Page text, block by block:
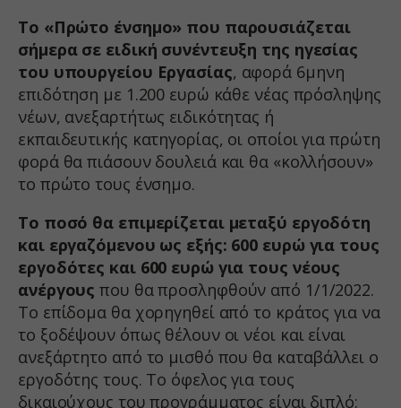
Το «Πρώτο ένσημο» που παρουσιάζεται
σήμερα σε ειδική συνέντευξη της ηγεσίας
του υπουργείου Εργασίας, αφορά 6μηνη
επιδότηση με 1.200 ευρώ κάθε νέας πρόσληψης
νέων, ανεξαρτήτως ειδικότητας ή
εκπαιδευτικής κατηγορίας, οι οποίοι για πρώτη
φορά θα πιάσουν δουλειά και θα «κολλήσουν»
το πρώτο τους ένσημο.
Το ποσό θα επιμερίζεται μεταξύ εργοδότη
και εργαζόμενου ως εξής: 600 ευρώ για τους
εργοδότες και 600 ευρώ για τους νέους
ανέργους που θα προσληφθούν από 1/1/2022.
Το επίδομα θα χορηγηθεί από το κράτος για να
το ξοδέψουν όπως θέλουν οι νέοι και είναι
ανεξάρτητο από το μισθό που θα καταβάλλει ο
εργοδότης τους. Το όφελος για τους
δικαιούχους του προγράμματος είναι διπλό: